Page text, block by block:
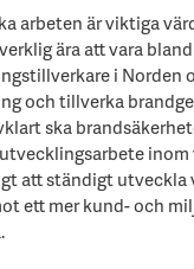
arbeten är viktiga
ära att vara
i Norden
och tillverka
ska
inom
att ständigt utveckla
ett mer kund- och